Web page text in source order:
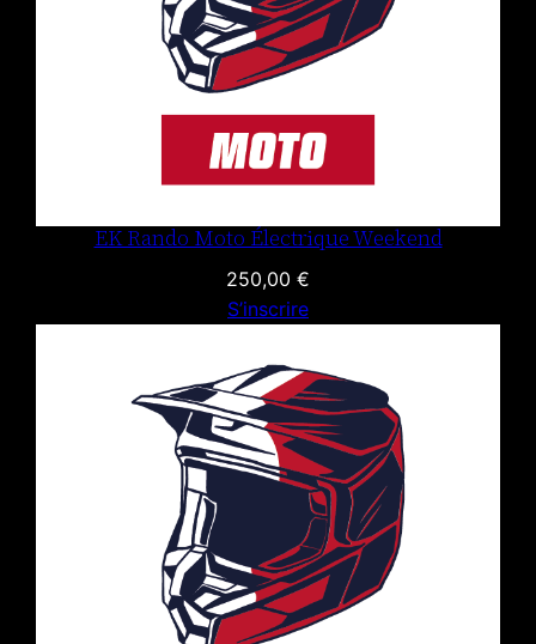
EK Rando Moto Électrique Weekend
250,00 €
S’inscrire